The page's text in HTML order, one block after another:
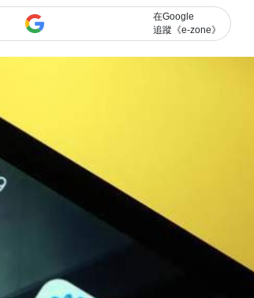
在Google
追蹤《e-zone》